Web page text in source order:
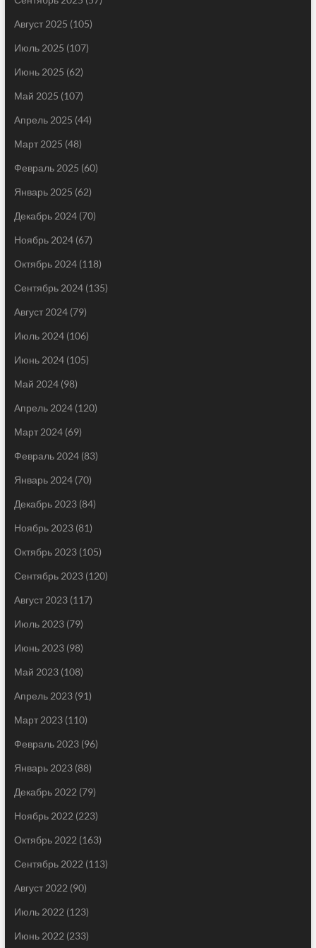
Август 2025 (105)
Июль 2025 (107)
Июнь 2025 (62)
Май 2025 (107)
Апрель 2025 (44)
Март 2025 (48)
Февраль 2025 (60)
Январь 2025 (62)
Декабрь 2024(70)
Ноябрь 2024(67)
Октябрь 2024(118)
Сентябрь 2024(135)
Август 2024(79)
Июль 2024(106)
Июнь 2024(105)
Май 2024(98)
Апрель 2024(120)
Март 2024(69)
Февраль 2024(83)
Январь 2024(70)
Декабрь 2023(84)
Ноябрь 2023(81)
Октябрь 2023(105)
Сентябрь 2023(120)
Август 2023(117)
Июль 2023(79)
Июнь 2023(98)
Май 2023(108)
Апрель 2023(91)
Март 2023(110)
Февраль 2023(96)
Январь 2023(88)
Декабрь 2022 (79)
Ноябрь 2022 (223)
Октябрь 2022 (163)
Сентябрь 2022 (113)
Август 2022 (90)
Июль 2022 (123)
Июнь 2022 (233)